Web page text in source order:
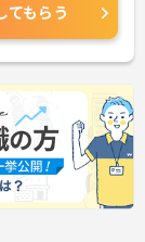
てもらう